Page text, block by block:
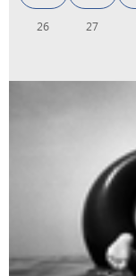
26 27